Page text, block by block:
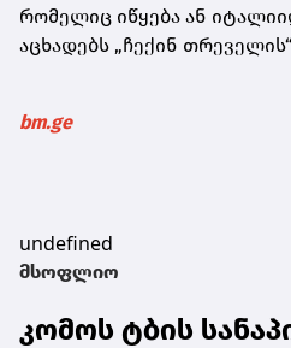
რომელიც იწყება ან
აცხადებს „ჩექინ
bm.ge
undefined
მსოფლიო
კომოს ტბის